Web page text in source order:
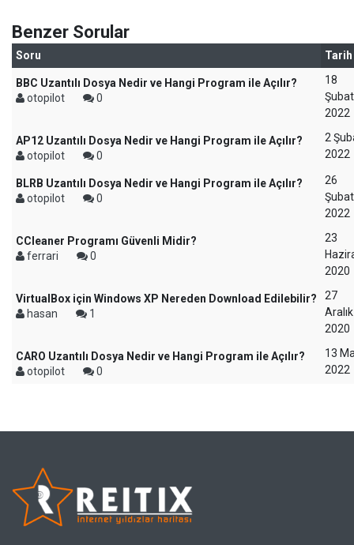
Benzer Sorular
Soru Tarih
BBC Uzantılı Dosya Nedir ve Hangi Program ile Açılır?
otopilot
0
18
Şubat
2022
AP12 Uzantılı Dosya Nedir ve Hangi Program ile Açılır?
otopilot
0
2
2022
BLRB Uzantılı Dosya Nedir ve Hangi Program ile Açılır?
otopilot
0
26
Şubat
2022
CCleaner Programı Güvenli Midir?
ferrari
0
23
2020
VirtualBox için Windows XP Nereden Download Edilebilir?
hasan
1
27
Aralık
2020
CARO Uzantılı Dosya Nedir ve Hangi Program ile Açılır?
otopilot
0
13
2022